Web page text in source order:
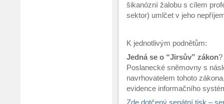
šikanózní žalobu s cílem
sektor) umlčet v jeho
K jednotlivým podnětům:
Jedná se o “Jirsův” zákon?
Poslanecké sněmovny s
navrhovatelem tohoto
evidence informačního
Zde dotčený senátní tisk –